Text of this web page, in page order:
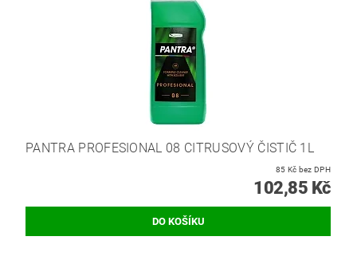
PANTRA PROFESIONAL 08 CITRUSOVÝ ČISTIČ 1L
85 Kč bez DPH
102,85 Kč